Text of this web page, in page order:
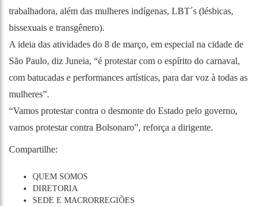
trabalhadora, além das mulheres indígenas, LBT´s (lésbicas,
bissexuais e transgênero).
A ideia das atividades do 8 de março, em especial na cidade de
São Paulo, diz Juneia, “é protestar com o espírito do carnaval,
com batucadas e performances artísticas, para dar voz à todas as
mulheres”.
“Vamos protestar contra o desmonte do Estado pelo governo,
vamos protestar contra Bolsonaro”, reforça a dirigente.
Compartilhe:
QUEM SOMOS
DIRETORIA
SEDE E MACRORREGIÕES